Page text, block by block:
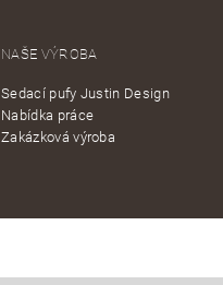
NAŠE VÝROBA
Sedací pufy Justin Design
Nabídka práce
Zakázková výroba